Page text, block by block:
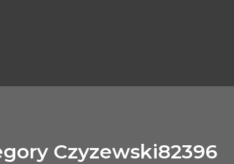
Czyzewski82396